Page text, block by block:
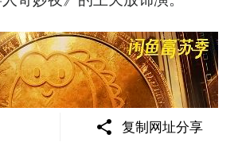
复制网址分享